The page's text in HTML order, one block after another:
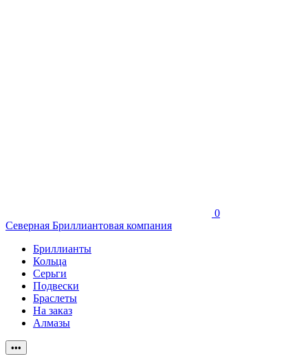
0
Северная Бриллиантовая компания
Бриллианты
Кольца
Серьги
Подвески
Браслеты
На заказ
Алмазы
•••